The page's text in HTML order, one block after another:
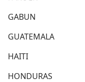
GABUN
GUATEMALA
HAITI
HONDURAS